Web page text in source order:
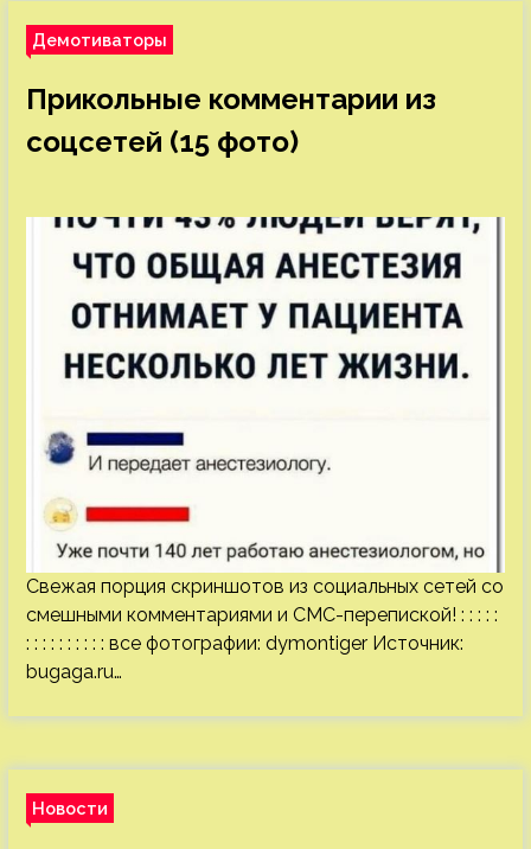
Демотиваторы
Прикольные комментарии из
соцсетей (15 фото)
Свежая порция скриншотов из социальных сетей со
смешными комментариями и СМС-перепиской! : : : : :
: : : : : : : : : : все фотографии: dymontiger Источник:
bugaga.ru…
Новости